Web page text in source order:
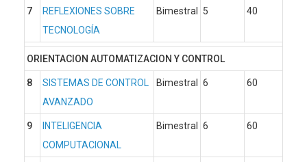
7
REFLEXIONES SOBRE
TECNOLOGÍA
Bimestral 5 40
ORIENTACION AUTOMATIZACION Y CONTROL
8
SISTEMAS DE CONTROL
AVANZADO
Bimestral 6 60
9
INTELIGENCIA
COMPUTACIONAL
Bimestral 6 60